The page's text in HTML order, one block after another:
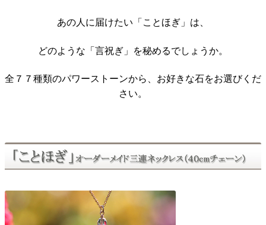
あの人に届けたい「ことほぎ」は、
どのような「言祝ぎ」を秘めるでしょうか。
全７７種類のパワーストーンから、お好きな石をお選びくだ
さい。